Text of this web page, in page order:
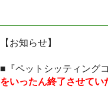
【お知らせ】
■『ペットシッティング
をいったん終了させてい